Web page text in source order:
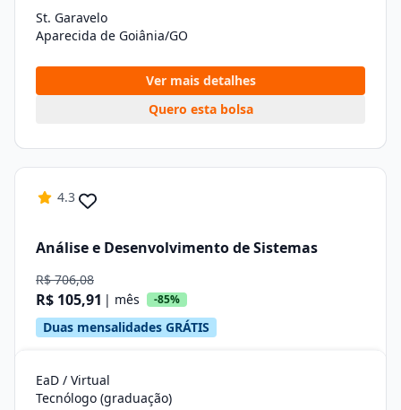
St. Garavelo
Aparecida de Goiânia/GO
Ver mais detalhes
Quero esta bolsa
4.3
Análise e Desenvolvimento de Sistemas
R$ 706,08
R$ 105,91 | mês -85%
Duas mensalidades GRÁTIS
EaD / Virtual
Tecnólogo (graduação)